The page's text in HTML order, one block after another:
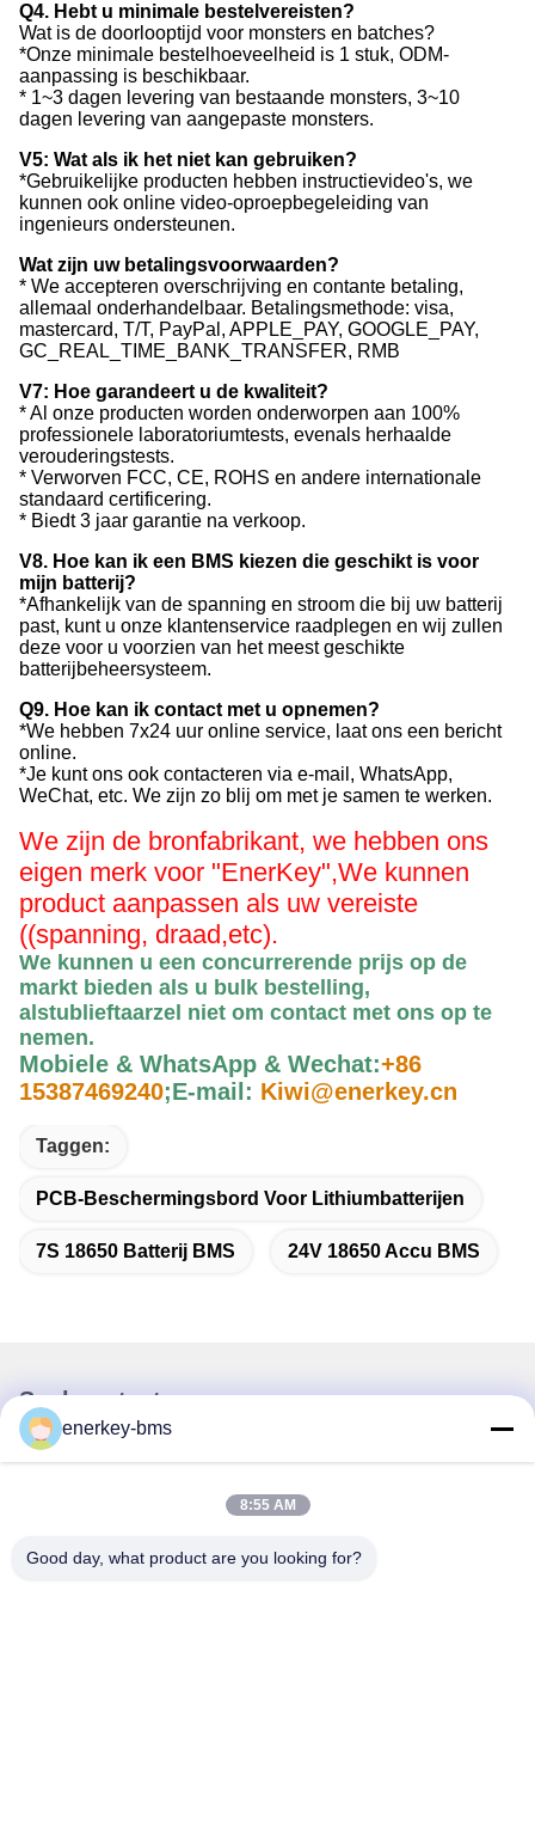
Q4. Hebt u minimale bestelvereisten?
Wat is de doorlooptijd voor monsters en batches?
*Onze minimale bestelhoeveelheid is 1 stuk, ODM-
aanpassing is beschikbaar.
* 1~3 dagen levering van bestaande monsters, 3~10
dagen levering van aangepaste monsters.
V5: Wat als ik het niet kan gebruiken?
*Gebruikelijke producten hebben instructievideo's, we
kunnen ook online video-oproepbegeleiding van
ingenieurs ondersteunen.
Wat zijn uw betalingsvoorwaarden?
* We accepteren overschrijving en contante betaling,
allemaal onderhandelbaar. Betalingsmethode: visa,
mastercard, T/T, PayPal, APPLE_PAY, GOOGLE_PAY,
GC_REAL_TIME_BANK_TRANSFER, RMB
V7: Hoe garandeert u de kwaliteit?
* Al onze producten worden onderworpen aan 100%
professionele laboratoriumtests, evenals herhaalde
verouderingstests.
* Verworven FCC, CE, ROHS en andere internationale
standaard certificering.
* Biedt 3 jaar garantie na verkoop.
V8. Hoe kan ik een BMS kiezen die geschikt is voor
mijn batterij?
*Afhankelijk van de spanning en stroom die bij uw batterij
past, kunt u onze klantenservice raadplegen en wij zullen
deze voor u voorzien van het meest geschikte
batterijbeheersysteem.
Q9. Hoe kan ik contact met u opnemen?
*We hebben 7x24 uur online service, laat ons een bericht
online.
*Je kunt ons ook contacteren via e-mail, WhatsApp,
WeChat, etc. We zijn zo blij om met je samen te werken.
We zijn de bronfabrikant, we hebben ons
eigen merk voor "EnerKey",We kunnen
product aanpassen als uw vereiste
((spanning, draad,etc).
We kunnen u een concurrerende prijs op de
markt bieden als u bulk bestelling,
alstublieftaarzel niet om contact met ons op te
nemen.
Mobiele & WhatsApp & Wechat:+86
15387469240;E-mail: Kiwi@enerkey.cn
Taggen:
PCB-Beschermingsbord Voor Lithiumbatterijen
7S 18650 Batterij BMS 24V 18650 Accu BMS
Snel contact
Gebied A, negende verdieping, gebouw G, Guancheng Low
Carbon Industrial Park, Shangcun Community, Gongming
enerkey-bms
8:55 AM
Good day, what product are you looking for?